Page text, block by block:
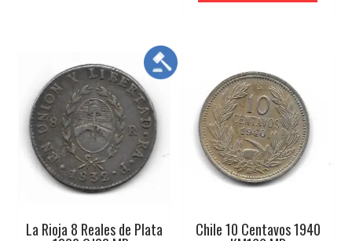
La Rioja 8 Reales de Plata Chile 10 Centavos 1940